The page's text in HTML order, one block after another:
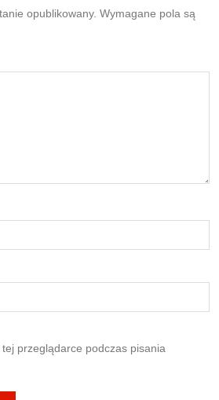
opublikowany. Wymagane pola są
przeglądarce podczas pisania